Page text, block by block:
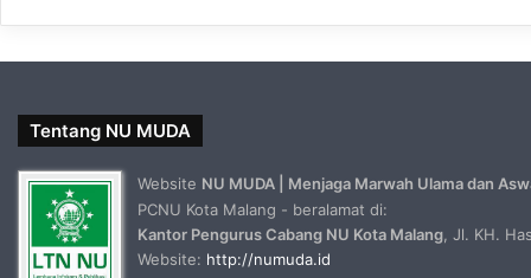
Tentang NU MUDA
Website NU MUDA | Menjaga Marwah Ulama dan
PCNU Kota Malang - beralamat di:
Kantor Pengurus Cabang NU Kota Malang, Jl. KH.
Website: http://numuda.id